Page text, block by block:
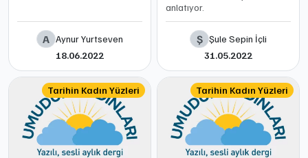
A Aynur Yurtseven
18.06.2022
anlatıyor.
Ş Şule Sepin İçli
31.05.2022
Tarihin Kadın Yüzleri Tarihin Kadın Yüzleri